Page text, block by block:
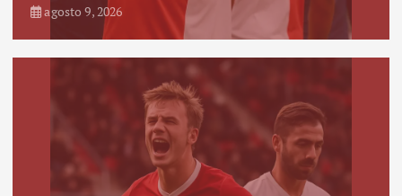
agosto 9, 2026